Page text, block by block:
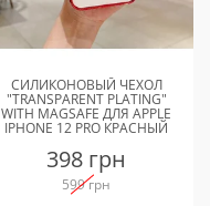
СИЛИКОНОВЫЙ ЧЕХОЛ
"TRANSPARENT PLATING"
WITH MAGSAFE ДЛЯ APPLE
IPHONE 12 PRO КРАСНЫЙ
398 грн
599 грн